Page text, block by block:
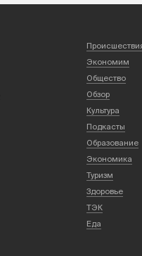
Экономим
Общество
Обзор
Культура
Подкасты
Образование
Экономика
Туризм
Здоровье
ТЭК
Еда